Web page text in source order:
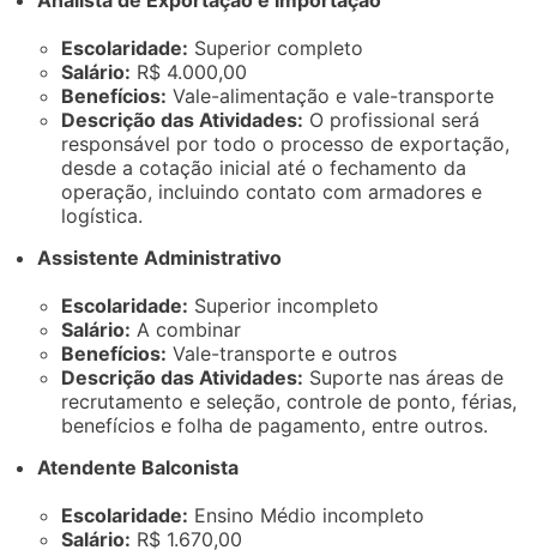
Escolaridade: Superior completo
Salário: R$ 4.000,00
Benefícios: Vale-alimentação e vale-transporte
Descrição das Atividades: O profissional será
responsável por todo o processo de exportação,
desde a cotação inicial até o fechamento da
operação, incluindo contato com armadores e
logística.
Assistente Administrativo
Escolaridade: Superior incompleto
Salário: A combinar
Benefícios: Vale-transporte e outros
Descrição das Atividades: Suporte nas áreas de
recrutamento e seleção, controle de ponto, férias,
benefícios e folha de pagamento, entre outros.
Atendente Balconista
Escolaridade: Ensino Médio incompleto
Salário: R$ 1.670,00